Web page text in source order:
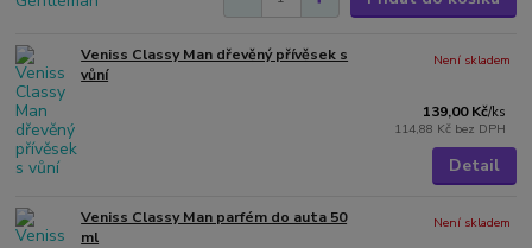
Veniss Classy Man dřevěný přívěsek s
vůní
139,00 Kč/ks
114,88 Kč bez DPH
Není skladem
Detail
Veniss Classy Man parfém do auta 50
ml
Není skladem